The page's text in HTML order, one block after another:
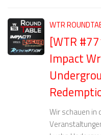
WTR
[WTR
Impact
Wir schauen in